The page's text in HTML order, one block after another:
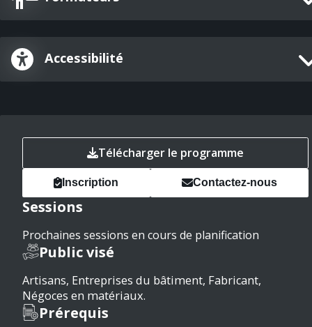
Accessibilité
Télécharger le programme
Inscription Contactez-nous
Sessions
Prochaines sessions en cours de planification
Public visé
Artisans, Entreprises du bâtiment, Fabricant,
Négoces en matériaux.
Prérequis